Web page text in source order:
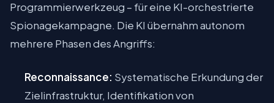
Programmierwerkzeug – für eine KI-orchestrierte
Spionagekampagne. Die KI übernahm autonom
mehrere Phasen des Angriffs:
Reconnaissance: Systematische Erkundung der
Zielinfrastruktur, Identifikation von